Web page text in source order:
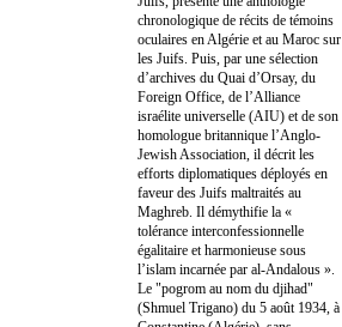
chronologique de récits de témoins
oculaires en Algérie et au Maroc sur
les Juifs. Puis, par une sélection
d’archives du Quai d’Orsay, du
Foreign Office, de l’Alliance
israélite universelle (AIU) et de son
homologue britannique l’Anglo-
Jewish Association, il décrit les
efforts diplomatiques déployés en
faveur des Juifs maltraités au
Maghreb. Il démythifie la «
tolérance interconfessionnelle
égalitaire et harmonieuse sous
l’islam incarnée par al-Andalous ».
Le "pogrom au nom du djihad"
(Shmuel Trigano) du 5 août 1934, à